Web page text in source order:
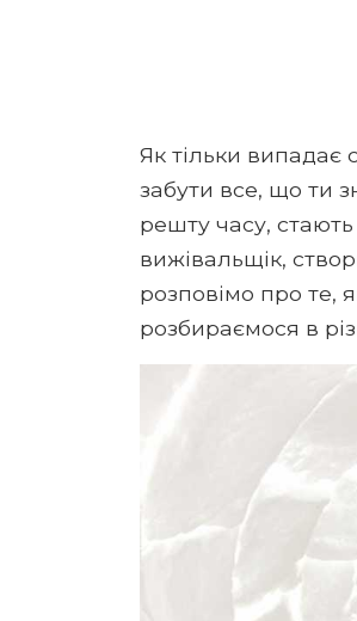
Як тільки випадає
забути все, що ти
решту часу,
вижівальщік,
розповімо про те,
розбираємося в